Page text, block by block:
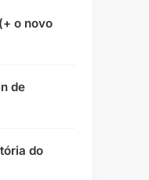
o novo
de
do